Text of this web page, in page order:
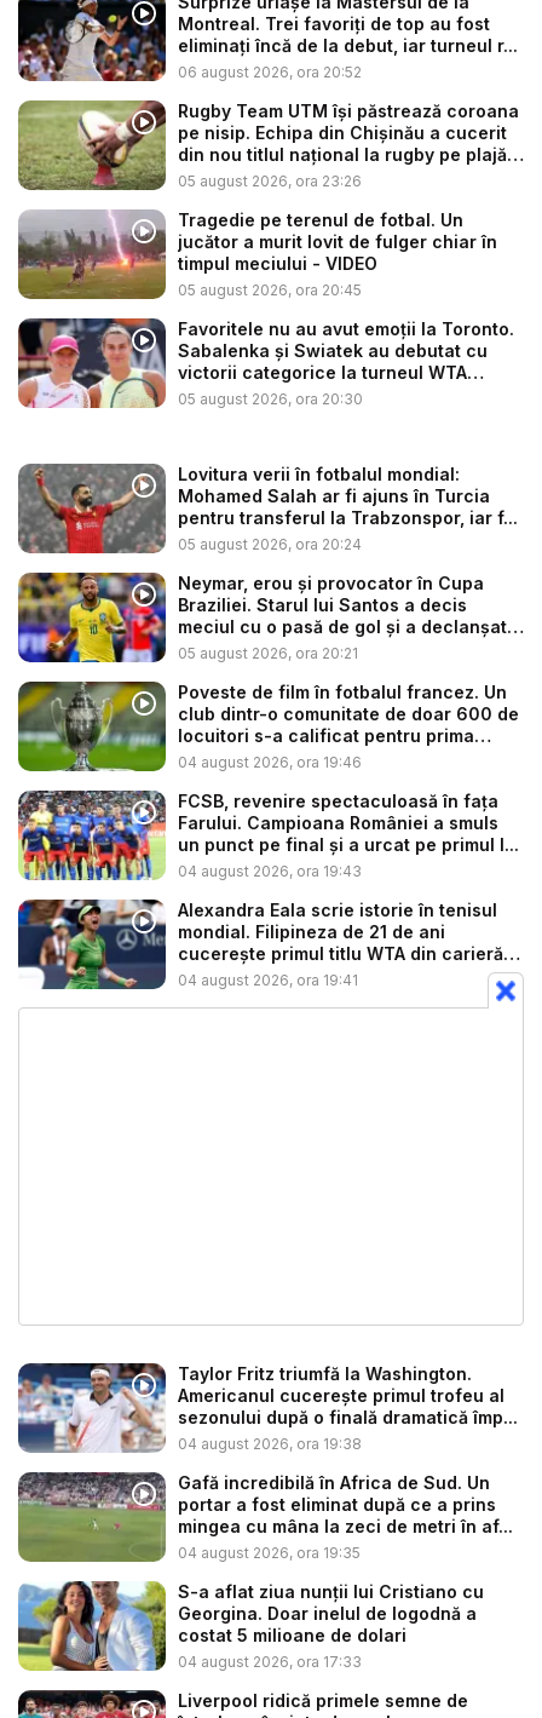
Montreal. Trei favoriți de top au fost
eliminați încă de la debut, iar turneul r...
06 august 2026, ora 20:52
Rugby Team UTM își păstrează coroana
pe nisip. Echipa din Chișinău a cucerit
din nou titlul național la rugby pe plajă
...
05 august 2026, ora 23:26
Tragedie pe terenul de fotbal. Un
jucător a murit lovit de fulger chiar în
timpul meciului - VIDEO
05 august 2026, ora 20:45
Favoritele nu au avut emoții la Toronto.
Sabalenka și Swiatek au debutat cu
victorii categorice la turneul WTA
1000...
05 august 2026, ora 20:30
Lovitura verii în fotbalul mondial:
Mohamed Salah ar fi ajuns în Turcia
pentru transferul la Trabzonspor, iar f...
05 august 2026, ora 20:24
Neymar, erou și provocator în Cupa
Braziliei. Starul lui Santos a decis
meciul cu o pasă de gol și a declanșat
...
05 august 2026, ora 20:21
Poveste de film în fotbalul francez. Un
club dintr-o comunitate de doar 600 de
locuitori s-a calificat pentru prima
dată...
04 august 2026, ora 19:46
FCSB, revenire spectaculoasă în fața
Farului. Campioana României a smuls
un punct pe final și a urcat pe primul l...
04 august 2026, ora 19:43
Alexandra Eala scrie istorie în tenisul
mondial. Filipineza de 21 de ani
cucerește primul titlu WTA din carieră
d...
04 august 2026, ora 19:41
Taylor Fritz triumfă la Washington.
Americanul cucerește primul trofeu al
sezonului după o finală dramatică împ...
04 august 2026, ora 19:38
Gafă incredibilă în Africa de Sud. Un
portar a fost eliminat după ce a prins
mingea cu mâna la zeci de metri în af...
04 august 2026, ora 19:35
S-a aflat ziua nunții lui Cristiano cu
Georgina. Doar inelul de logodnă a
costat 5 milioane de dolari
04 august 2026, ora 17:33
Liverpool ridică primele semne de